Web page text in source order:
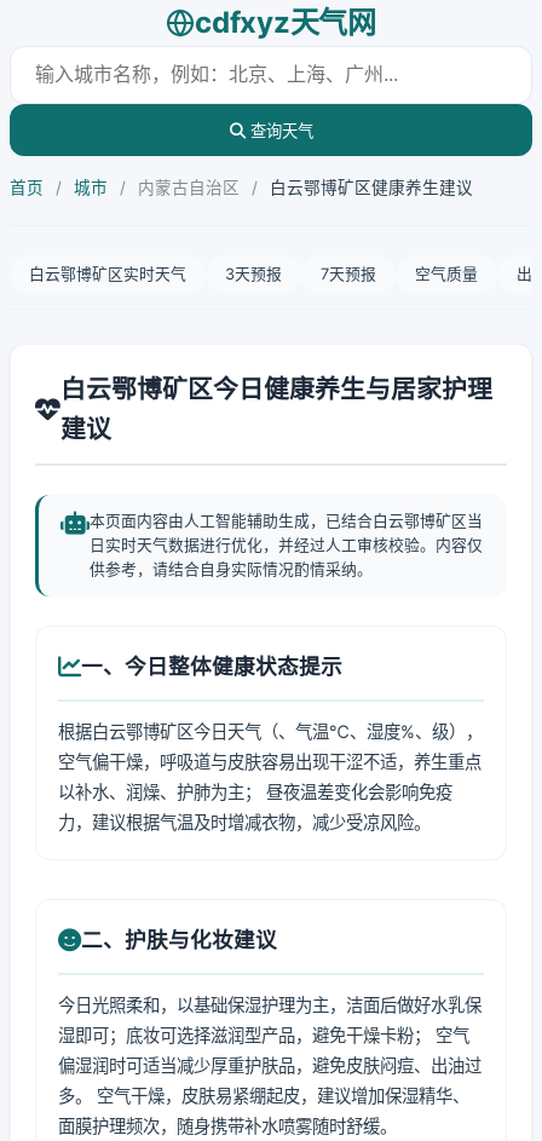
cdfxyz天气网
查询天气
首页 / 城市 / 内蒙古自治区 / 白云鄂博矿区健康养生建议
白云鄂博矿区实时天气 3天预报 7天预报 空气质量 出
白云鄂博矿区今日健康养生与居家护理
建议
本页面内容由人工智能辅助生成，已结合白云鄂博矿区当
日实时天气数据进行优化，并经过人工审核校验。内容仅
供参考，请结合自身实际情况酌情采纳。
一、今日整体健康状态提示
根据白云鄂博矿区今日天气（、气温℃、湿度%、级），
空气偏干燥，呼吸道与皮肤容易出现干涩不适，养生重点
以补水、润燥、护肺为主； 昼夜温差变化会影响免疫
力，建议根据气温及时增减衣物，减少受凉风险。
二、护肤与化妆建议
今日光照柔和，以基础保湿护理为主，洁面后做好水乳保
湿即可；底妆可选择滋润型产品，避免干燥卡粉； 空气
偏湿润时可适当减少厚重护肤品，避免皮肤闷痘、出油过
多。 空气干燥，皮肤易紧绷起皮，建议增加保湿精华、
面膜护理频次，随身携带补水喷雾随时舒缓。